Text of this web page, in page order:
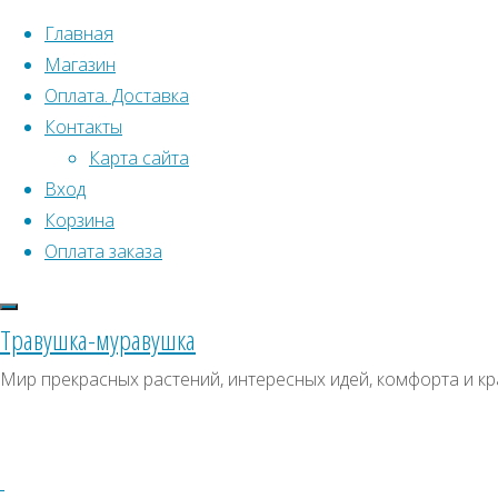
Перейти к содержимому
Главная
Магазин
Оплата. Доставка
Контакты
Карта сайта
Вход
Корзина
Оплата заказа
Травушка-муравушка
Мир прекрасных растений, интересных идей, комфорта и
Что искать:
Куфея
распростертая
Купить
Искать:
СКИДКИ, АКЦИИ
Архивы